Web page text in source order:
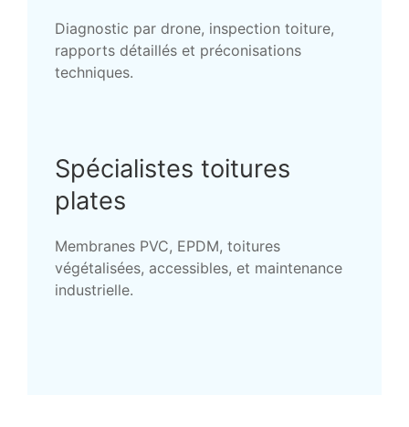
Diagnostic par drone, inspection toiture,
rapports détaillés et préconisations
techniques.
Spécialistes toitures
plates
Membranes PVC, EPDM, toitures
végétalisées, accessibles, et maintenance
industrielle.